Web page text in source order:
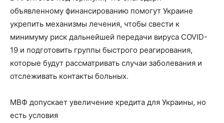
объявленному финансированию помогут Украине
укрепить механизмы лечения, чтобы свести к
минимуму риск дальнейшей передачи вируса COVID-
19 и подготовить группы быстрого реагирования,
которые будут рассматривать случаи заболевания и
отслеживать контакты больных.
МВФ допускает увеличение кредита для Украины, но
есть условия